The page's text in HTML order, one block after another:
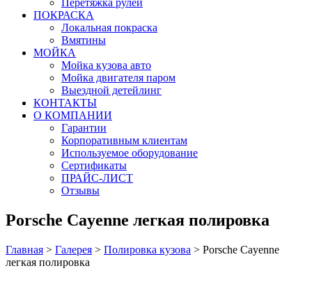
Перетяжка рулей
ПОКРАСКА
Локальная покраска
Вмятины
МОЙКА
Мойка кузова авто
Мойка двигателя паром
Выездной детейлинг
КОНТАКТЫ
О КОМПАНИИ
Гарантии
Корпоративным клиентам
Используемое оборудование
Сертификаты
ПРАЙС-ЛИСТ
Отзывы
Porsche Cayenne легкая полировка
Главная > Галерея > Полировка кузова > Porsche Cayenne
легкая полировка